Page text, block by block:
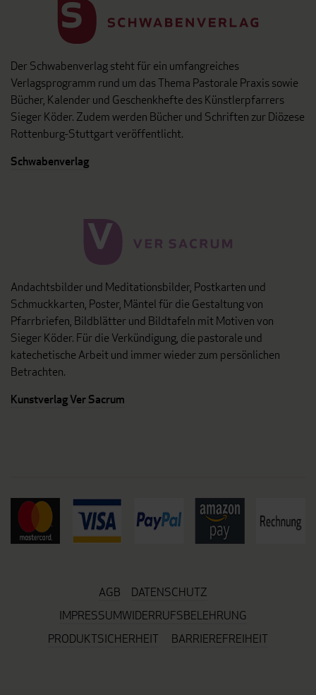
Der Schwabenverlag steht für ein umfangreiches
Verlagsprogramm rund um das Thema Pastorale Praxis sowie
Bücher, Kalender und Geschenkhefte des Künstlerpfarrers
Sieger Köder. Zudem werden Bücher und Schriften zur Diözese
Rottenburg-Stuttgart veröffentlicht.
Schwabenverlag
Andachtsbilder und Meditationsbilder, Postkarten und
Schmuckkarten, Poster, Mäntel für die Gestaltung von
Pfarrbriefen, Bildblätter und Bildtafeln mit Motiven von
Sieger Köder. Für die Verkündigung, die pastorale und
katechetische Arbeit und immer wieder zum persönlichen
Betrachten.
Kunstverlag Ver Sacrum
AGB
DATENSCHUTZ
IMPRESSUMWIDERRUFSBELEHRUNG
PRODUKTSICHERHEIT
BARRIEREFREIHEIT